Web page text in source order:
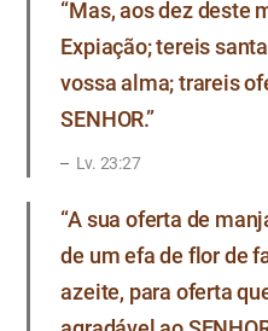
“Mas, aos dez deste
Expiação; tereis
vossa alma; trareis
SENHOR.”
Lv. 23:27
“A sua oferta de
de um efa de flor de
azeite, para oferta